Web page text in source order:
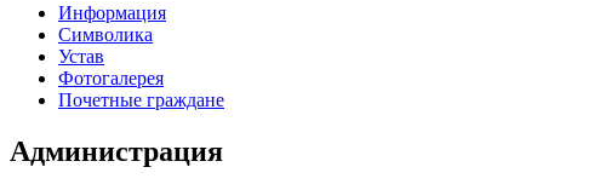
Информация
Символика
Устав
Фотогалерея
Почетные граждане
Администрация